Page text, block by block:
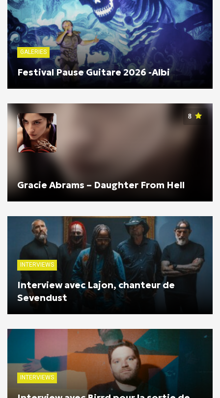
GALERIES
Festival Pause Guitare 2026 -Albi
8
Gracie Abrams – Daughter From Hell
INTERVIEWS
Interview avec Lajon, chanteur de
Sevendust
INTERVIEWS